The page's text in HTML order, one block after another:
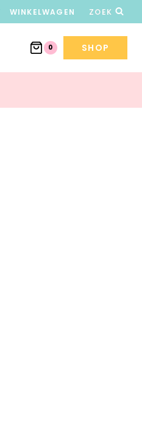
WINKELWAGEN ZOEK
0 SHOP